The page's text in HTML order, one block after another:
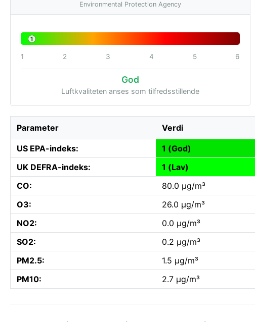
Environmental Protection Agency
1
1 2 3 4 5 6
God
Luftkvaliteten anses som tilfredsstillende
Parameter Verdi
US EPA-indeks:
1 (God)
UK DEFRA-indeks:
1 (Lav)
CO:
80.0 µg/m³
O3:
26.0 µg/m³
NO2:
0.0 µg/m³
SO2:
0.2 µg/m³
PM2.5:
1.5 µg/m³
PM10:
2.7 µg/m³